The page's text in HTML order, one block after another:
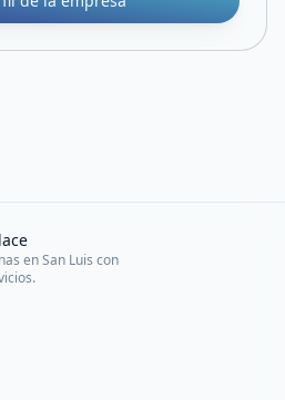
en San Luis con